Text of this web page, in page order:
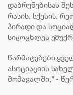
დაბრუნებისას
რასის, სქესის,
პირადი და
სიცოცხლეს
წარმატებები
ასოციაციის
მომავალში," -